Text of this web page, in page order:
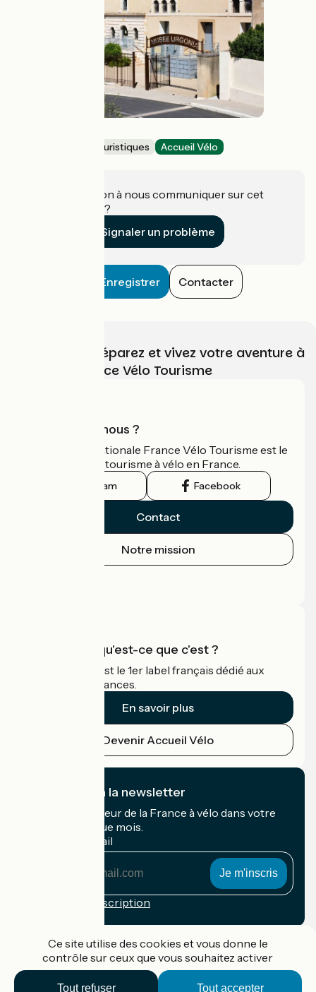
Musées et sites touristiques Accueil Vélo
Une information à nous communiquer sur cet
établissement ?
Signaler un problème
Enregistrer Contacter
Choisissez, préparez et vivez votre aventure à
vélo avec France Vélo Tourisme
Qui sommes-nous ?
L'association nationale France Vélo Tourisme est le
guide officiel du tourisme à vélo en France.
Instagram Facebook
Contact
Notre mission
Accueil Vélo qu'est-ce que c'est ?
Accueil Vélo c'est le 1er label français dédié aux
cyclistes en vacances.
En savoir plus
Devenir Accueil Vélo
Je m'abonne à la newsletter
Recevez le meilleur de la France à vélo dans votre
boîte mail chaque mois.
Mon adresse mail
Conditions d'inscription
Ce site utilise des cookies et vous donne le
contrôle sur ceux que vous souhaitez activer
Tout accepter
Tout refuser